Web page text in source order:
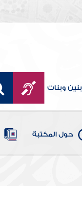
بنين وبنات
حول المكتبة